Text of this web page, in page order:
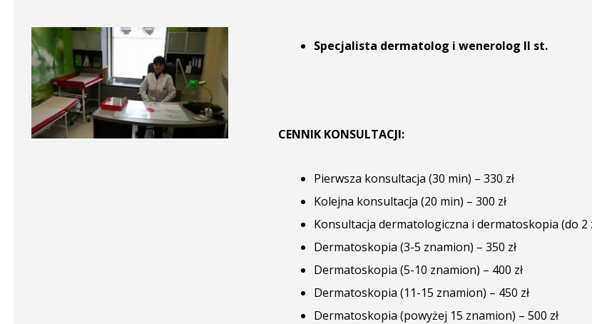
Specjalista dermatolog i wenerolog II st.
CENNIK KONSULTACJI:
Pierwsza konsultacja (30 min) – 330 zł
Kolejna konsultacja (20 min) – 300 zł
Konsultacja dermatologiczna i dermatoskopia (do 2
Dermatoskopia (3-5 znamion) – 350 zł
Dermatoskopia (5-10 znamion) – 400 zł
Dermatoskopia (11-15 znamion) – 450 zł
Dermatoskopia (powyżej 15 znamion) – 500 zł